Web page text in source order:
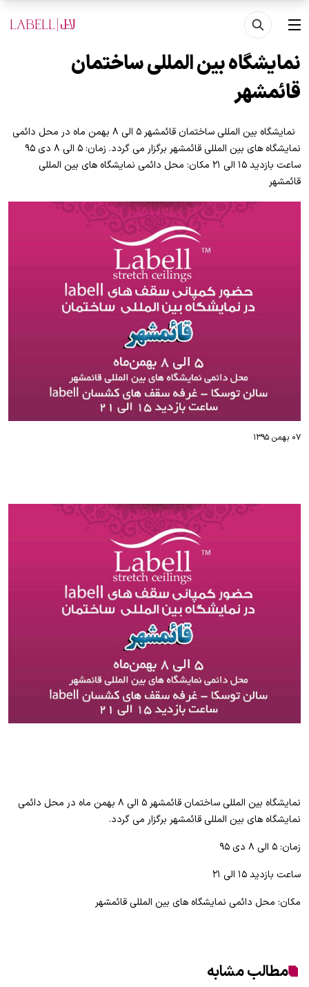
رفتن به محتوای اصلی
منو
نمایشگاه بین المللی ساختمان
قائمشهر
نمایشگاه بین المللی ساختمان قائمشهر ۵ الی ۸ بهمن ماه در محل دائمی
نمایشگاه های بین المللی قائمشهر برگزار می گردد. زمان: ۵ الی ۸ دی ۹۵
ساعت بازدید ۱۵ الی ۲۱ مکان: محل دائمی نمایشگاه های بین المللی
قائمشهر
۰۷ بهمن ۱۳۹۵
نمایشگاه بین المللی ساختمان قائمشهر ۵ الی ۸ بهمن ماه در محل دائمی
نمایشگاه های بین المللی قائمشهر برگزار می گردد.
زمان: ۵ الی ۸ دی ۹۵
ساعت بازدید ۱۵ الی ۲۱
مکان: محل دائمی نمایشگاه های بین المللی قائمشهر
مطالب مشابه